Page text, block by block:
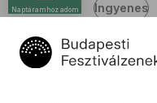
Naptáramhoz adom Ingyenes
Program